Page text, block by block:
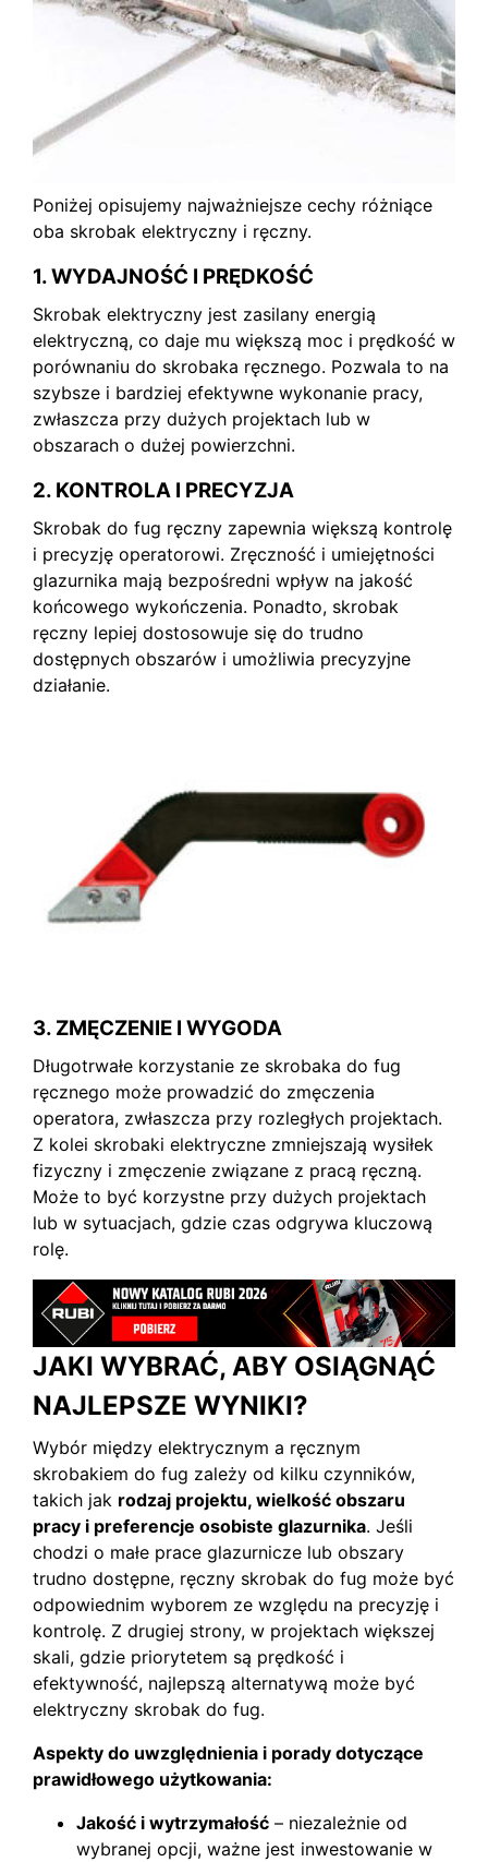
Poniżej opisujemy najważniejsze cechy różniące
oba skrobak elektryczny i ręczny.
1. WYDAJNOŚĆ I PRĘDKOŚĆ
Skrobak elektryczny jest zasilany energią
elektryczną, co daje mu większą moc i prędkość w
porównaniu do skrobaka ręcznego. Pozwala to na
szybsze i bardziej efektywne wykonanie pracy,
zwłaszcza przy dużych projektach lub w
obszarach o dużej powierzchni.
2. KONTROLA I PRECYZJA
Skrobak do fug ręczny zapewnia większą kontrolę
i precyzję operatorowi. Zręczność i umiejętności
glazurnika mają bezpośredni wpływ na jakość
końcowego wykończenia. Ponadto, skrobak
ręczny lepiej dostosowuje się do trudno
dostępnych obszarów i umożliwia precyzyjne
działanie.
3. ZMĘCZENIE I WYGODA
Długotrwałe korzystanie ze skrobaka do fug
ręcznego może prowadzić do zmęczenia
operatora, zwłaszcza przy rozległych projektach.
Z kolei skrobaki elektryczne zmniejszają wysiłek
fizyczny i zmęczenie związane z pracą ręczną.
Może to być korzystne przy dużych projektach
lub w sytuacjach, gdzie czas odgrywa kluczową
rolę.
JAKI WYBRAĆ, ABY OSIĄGNĄĆ
NAJLEPSZE WYNIKI?
Wybór między elektrycznym a ręcznym
skrobakiem do fug zależy od kilku czynników,
takich jak rodzaj projektu, wielkość obszaru
pracy i preferencje osobiste glazurnika. Jeśli
chodzi o małe prace glazurnicze lub obszary
trudno dostępne, ręczny skrobak do fug może być
odpowiednim wyborem ze względu na precyzję i
kontrolę. Z drugiej strony, w projektach większej
skali, gdzie priorytetem są prędkość i
efektywność, najlepszą alternatywą może być
elektryczny skrobak do fug.
Aspekty do uwzględnienia i porady dotyczące
prawidłowego użytkowania:
Jakość i wytrzymałość – niezależnie od
wybranej opcji, ważne jest inwestowanie w